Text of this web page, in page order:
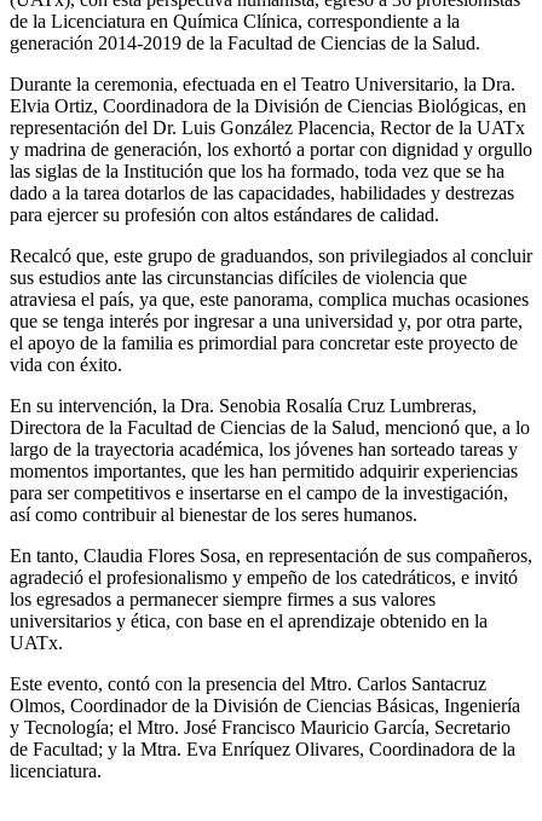
de la Licenciatura en Química Clínica, correspondiente a la
generación 2014-2019 de la Facultad de Ciencias de la Salud.
Durante la ceremonia, efectuada en el Teatro Universitario, la Dra.
Elvia Ortiz, Coordinadora de la División de Ciencias Biológicas, en
representación del Dr. Luis González Placencia, Rector de la UATx
y madrina de generación, los exhortó a portar con dignidad y orgullo
las siglas de la Institución que los ha formado, toda vez que se ha
dado a la tarea dotarlos de las capacidades, habilidades y destrezas
para ejercer su profesión con altos estándares de calidad.
Recalcó que, este grupo de graduandos, son privilegiados al concluir
sus estudios ante las circunstancias difíciles de violencia que
atraviesa el país, ya que, este panorama, complica muchas ocasiones
que se tenga interés por ingresar a una universidad y, por otra parte,
el apoyo de la familia es primordial para concretar este proyecto de
vida con éxito.
En su intervención, la Dra. Senobia Rosalía Cruz Lumbreras,
Directora de la Facultad de Ciencias de la Salud, mencionó que, a lo
largo de la trayectoria académica, los jóvenes han sorteado tareas y
momentos importantes, que les han permitido adquirir experiencias
para ser competitivos e insertarse en el campo de la investigación,
así como contribuir al bienestar de los seres humanos.
En tanto, Claudia Flores Sosa, en representación de sus compañeros,
agradeció el profesionalismo y empeño de los catedráticos, e invitó
los egresados a permanecer siempre firmes a sus valores
universitarios y ética, con base en el aprendizaje obtenido en la
UATx.
Este evento, contó con la presencia del Mtro. Carlos Santacruz
Olmos, Coordinador de la División de Ciencias Básicas, Ingeniería
y Tecnología; el Mtro. José Francisco Mauricio García, Secretario
de Facultad; y la Mtra. Eva Enríquez Olivares, Coordinadora de la
licenciatura.